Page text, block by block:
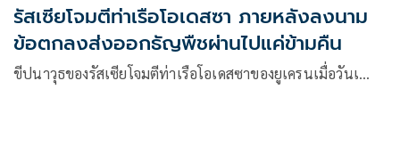
รัสเซียโจมตีท่าเรือโอเดสซา ภายหลังลงนาม
ข้อตกลงส่งออกธัญพืชผ่านไปแค่ข้ามคืน
ขีปนาวุธของรัสเซียโจมตีท่าเรือโอเดสซาของยูเครนเมื่อวันเ…